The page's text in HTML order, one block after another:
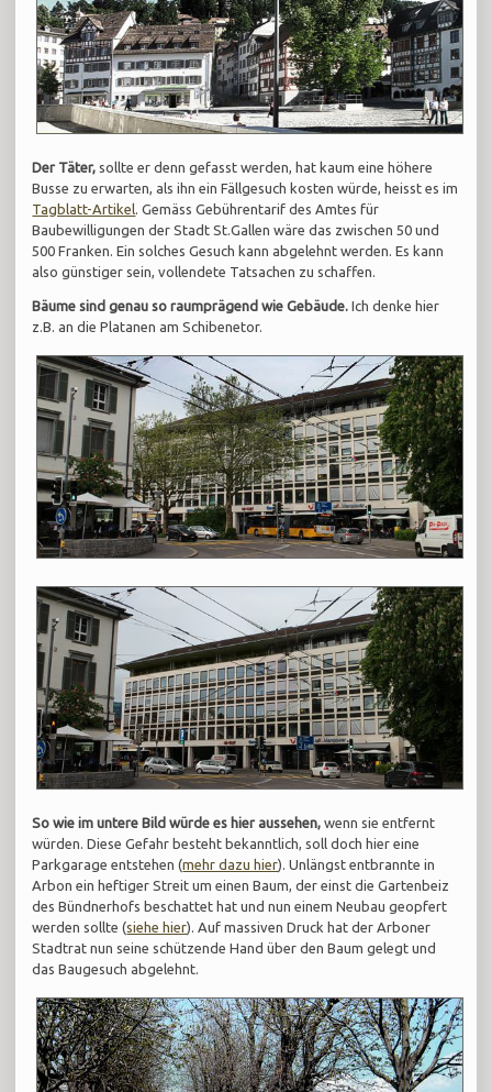
Der Täter, sollte er denn gefasst werden, hat kaum eine höhere
Busse zu erwarten, als ihn ein Fällgesuch kosten würde, heisst es im
Tagblatt-Artikel. Gemäss Gebührentarif des Amtes für
Baubewilligungen der Stadt St.Gallen wäre das zwischen 50 und
500 Franken. Ein solches Gesuch kann abgelehnt werden. Es kann
also günstiger sein, vollendete Tatsachen zu schaffen.
Bäume sind genau so raumprägend wie Gebäude. Ich denke hier
z.B. an die Platanen am Schibenetor.
So wie im untere Bild würde es hier aussehen, wenn sie entfernt
würden. Diese Gefahr besteht bekanntlich, soll doch hier eine
Parkgarage entstehen (mehr dazu hier). Unlängst entbrannte in
Arbon ein heftiger Streit um einen Baum, der einst die Gartenbeiz
des Bündnerhofs beschattet hat und nun einem Neubau geopfert
werden sollte (siehe hier). Auf massiven Druck hat der Arboner
Stadtrat nun seine schützende Hand über den Baum gelegt und
das Baugesuch abgelehnt.